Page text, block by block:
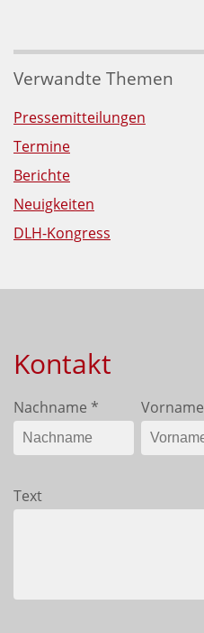
Verwandte Themen
Pressemitteilungen
Termine
Berichte
Neuigkeiten
DLH-Kongress
Kontakt
Nachname * Vorname
Text